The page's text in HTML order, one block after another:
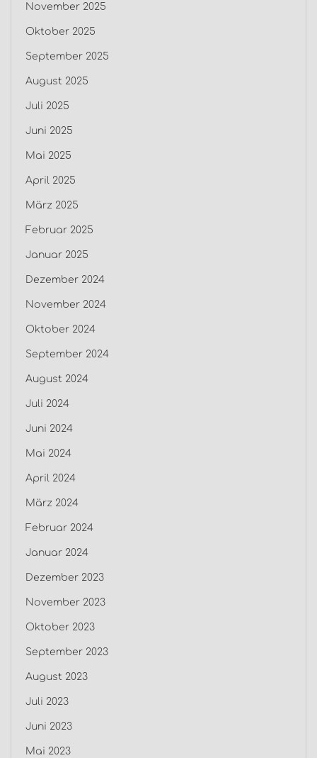
November 2025
Oktober 2025
September 2025
August 2025
Juli 2025
Juni 2025
Mai 2025
April 2025
März 2025
Februar 2025
Januar 2025
Dezember 2024
November 2024
Oktober 2024
September 2024
August 2024
Juli 2024
Juni 2024
Mai 2024
April 2024
März 2024
Februar 2024
Januar 2024
Dezember 2023
November 2023
Oktober 2023
September 2023
August 2023
Juli 2023
Juni 2023
Mai 2023